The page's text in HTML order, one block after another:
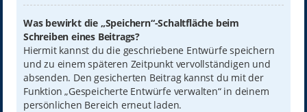
Was bewirkt die „Speichern“-Schaltfläche beim
Schreiben eines Beitrags?
Hiermit kannst du die geschriebene Entwürfe speichern
und zu einem späteren Zeitpunkt vervollständigen und
absenden. Den gesicherten Beitrag kannst du mit der
Funktion „Gespeicherte Entwürfe verwalten“ in deinem
persönlichen Bereich erneut laden.